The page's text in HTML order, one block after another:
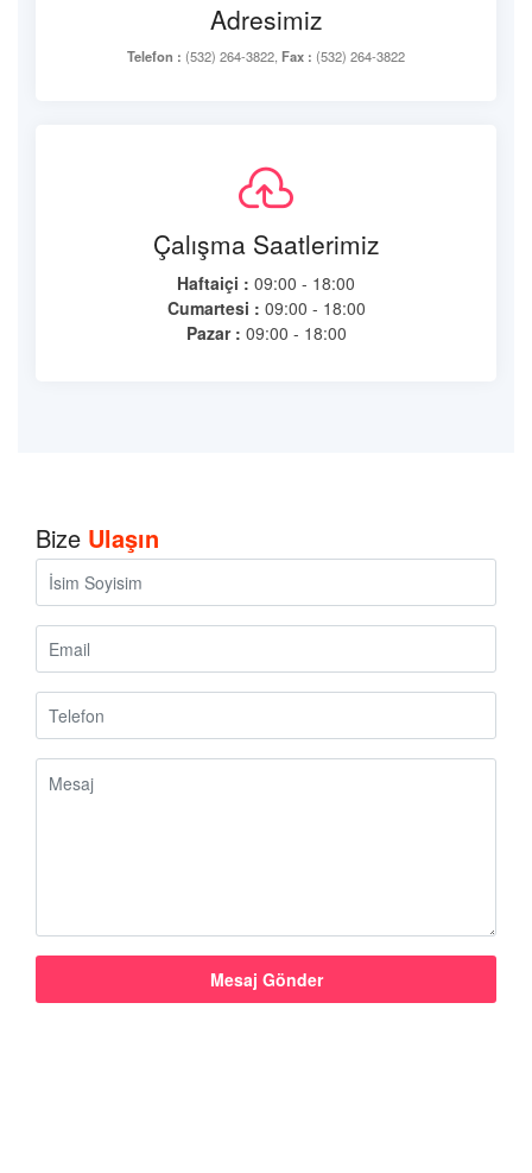
Adresimiz
Telefon : (532) 264-3822, Fax : (532) 264-3822
Çalışma Saatlerimiz
Haftaiçi : 09:00 - 18:00
Cumartesi : 09:00 - 18:00
Pazar : 09:00 - 18:00
Bize Ulaşın